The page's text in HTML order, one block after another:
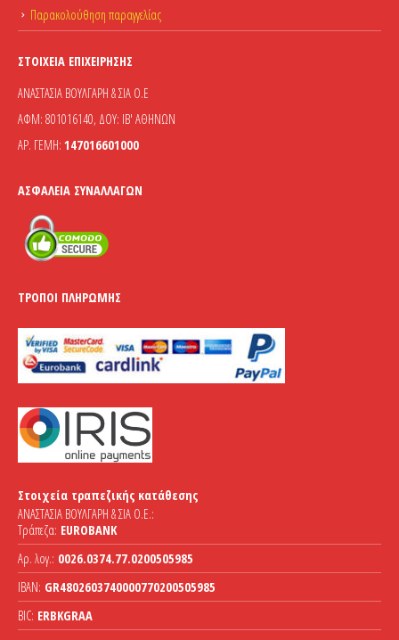
Παρακολούθηση παραγγελίας
ΣΤΟΙΧΕΊΑ ΕΠΙΧΕΊΡΗΣΗΣ
ΑΝΑΣΤΑΣΙΑ ΒΟΥΛΓΑΡΗ & ΣΙΑ Ο.Ε
ΑΦΜ: 801016140, ΔΟΥ: ΙΒ' ΑΘΗΝΩΝ
ΑΡ. ΓΕΜΗ: 147016601000
ΑΣΦΆΛΕΙΑ ΣΥΝΑΛΛΑΓΏΝ
ΤΡΌΠΟΙ ΠΛΗΡΩΜΉΣ
Στοιχεία τραπεζικής κατάθεσης
ΑΝΑΣΤΑΣΙΑ ΒΟΥΛΓΑΡΗ & ΣΙΑ Ο.Ε.:
Τράπεζα: EUROBANK
Αρ. λογ.: 0026.0374.77.0200505985
IBAN: GR4802603740000770200505985
BIC: ERBKGRAA